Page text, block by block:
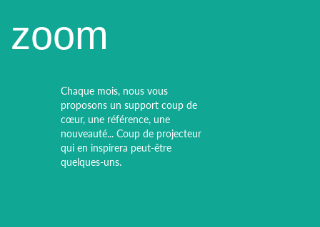
zoom
Chaque mois, nous vous
proposons un support coup de
cœur, une référence, une
nouveauté... Coup de projecteur
qui en inspirera peut-être
quelques-uns.